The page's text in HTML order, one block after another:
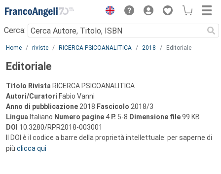
Menu
Cerca:
Main content
Home riviste RICERCA PSICOANALITICA 2018 Editoriale
Editoriale
Titolo Rivista RICERCA PSICOANALITICA
Autori/Curatori Fabio Vanni
Anno di pubblicazione 2018 Fascicolo 2018/3
Lingua Italiano Numero pagine 4 P. 5-8 Dimensione file99 KB
DOI 10.3280/RPR2018-003001
Il DOI è il codice a barre della proprietà intellettuale: per saperne di
più clicca qui